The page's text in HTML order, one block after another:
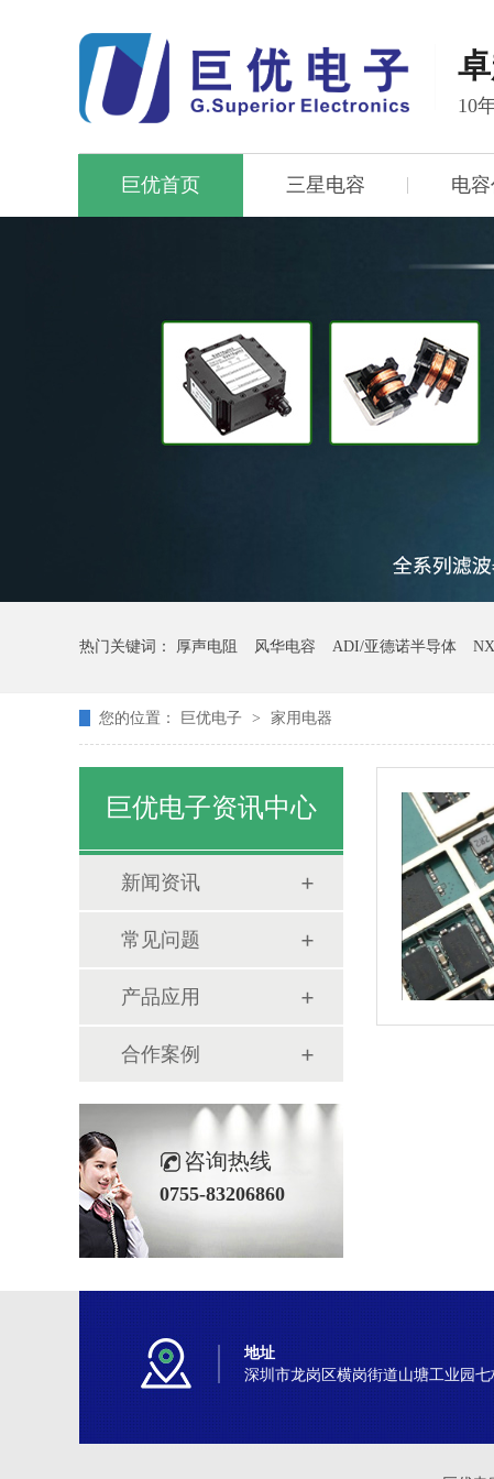
10
巨优首页 三星电容 电
热门关键词： 厚声电阻 风华电容 ADI/亚德诺半导体
您的位置： 巨优电子 > 家用电器
巨优电子资讯中心
新闻资讯
常见问题
产品应用
合作案例
咨询热线
0755-83206860
地址
深圳市龙岗区横岗街道山塘工业园七